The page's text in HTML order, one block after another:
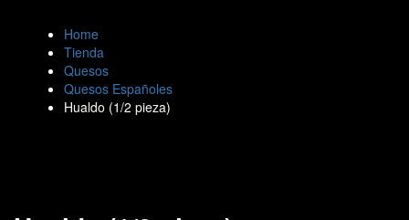
Home
Tienda
Quesos
Quesos Españoles
Hualdo (1/2 pieza)